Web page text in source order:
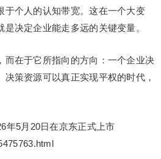
于个人的认知带宽。这在一个大变
决定企业能走多远的关键变量。
而在于它所指向的方向：一个企业决
策资源可以真正实现平权的时代，
年5月20日在京东正式上市